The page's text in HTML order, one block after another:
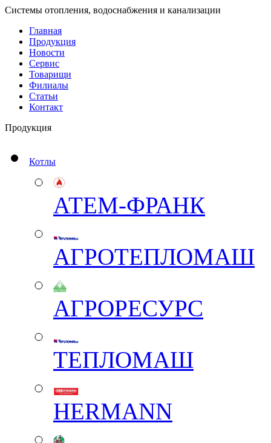
Системы отопления, водоснабжения и канализации
Главная
Продукция
Новости
Сервис
Товарищи
Филиалы
Статьи
Контакт
Продукция
Котлы
АТЕМ-ФРАНК
АГРОТЕПЛОМАШ
АГРОРЕСУРС
ТЕПЛОМАШ
HERMANN